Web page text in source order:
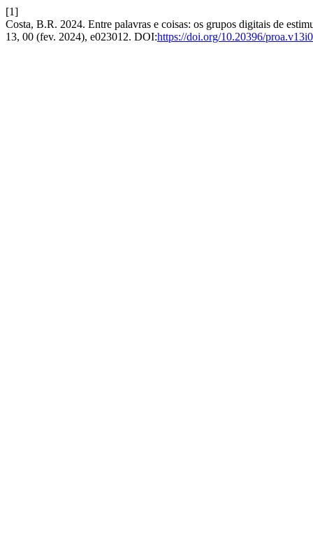
[1]
Costa, B.R. 2024. Entre palavras e coisas: os grupos digitais de
13, 00 (fev. 2024), e023012. DOI:https://doi.org/10.20396/